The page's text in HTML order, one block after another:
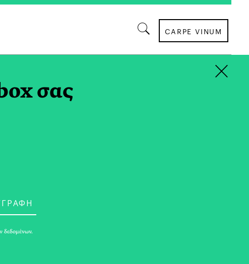
CARPE VINUM
TAG
Συνολικής
Archisearch & Renzo
Workshop
σας
δεδομένων.
×